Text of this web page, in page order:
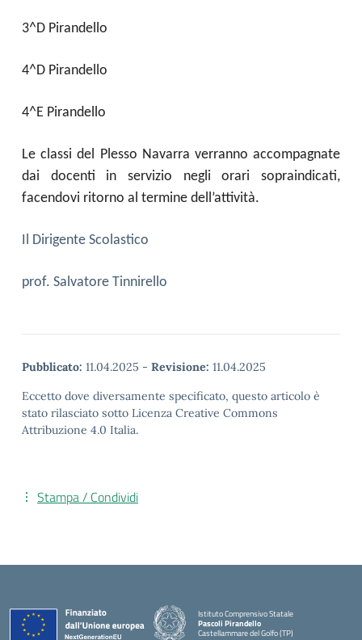
3^D Pirandello
4^D Pirandello
4^E Pirandello
Le classi del Plesso Navarra verranno accompagnate
dai docenti in servizio negli orari sopraindicati,
facendovi ritorno al termine dell’attività.
Il Dirigente Scolastico
prof. Salvatore Tinnirello
Pubblicato: 11.04.2025 - Revisione: 11.04.2025
Eccetto dove diversamente specificato, questo articolo è
stato rilasciato sotto Licenza Creative Commons
Attribuzione 4.0 Italia.
Stampa / Condividi
Istituto Comprensivo Statale
Pascoli Pirandello
Castellammare del Golfo (TP)